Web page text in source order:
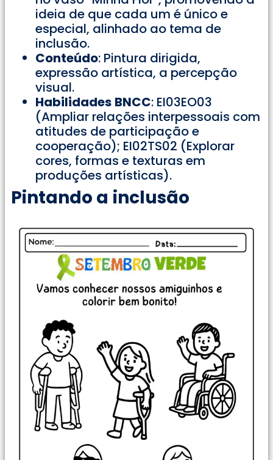
ideia de que cada um é único e
especial, alinhado ao tema de
inclusão.
Conteúdo: Pintura dirigida,
expressão artística, a percepção
visual.
Habilidades BNCC: EI03EO03
(Ampliar relações interpessoais com
atitudes de participação e
cooperação); EI02TS02 (Explorar
cores, formas e texturas em
produções artísticas).
Pintando a inclusão